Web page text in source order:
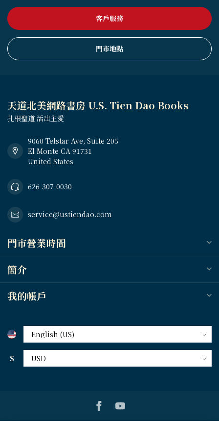
客戶服務
門市地點
天道北美網路書房 U.S. Tien Dao Books
扎根聖道 活出主愛
9060 Telstar Ave, Suite 205
El Monte CA 91731
United States
626-307-0030
service@ustiendao.com
門市營業時間
簡介
我的帳戶
$